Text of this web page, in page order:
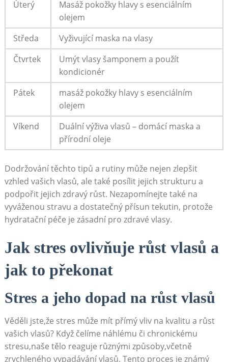
Úterý
Masáž pokožky hlavy s esenciálním
olejem
Středa
Vyživující maska na vlasy
Čtvrtek
Umýt vlasy šamponem a použít
kondicionér
Pátek
masáž pokožky hlavy s esenciálním
olejem
Víkend
Duální výživa vlasů – domácí maska a
přírodní oleje
Dodržování těchto tipů a rutiny může nejen zlepšit
vzhled vašich vlasů, ale také posílit jejich strukturu a
podpořit jejich zdravý růst. Nezapomínejte také na
vyváženou stravu a dostatečný přísun tekutin, protože
hydratační péče je zásadní pro zdravé vlasy.
Jak stres ovlivňuje růst vlasů a
jak to překonat
Stres a jeho dopad na růst vlasů
Věděli jste,že stres může mít přímý vliv na kvalitu a růst
vašich vlasů? Když čelíme náhlému či chronickému
stresu,naše tělo reaguje různými způsoby,včetně
zrychleného vypadávání vlasů. Tento proces je známý